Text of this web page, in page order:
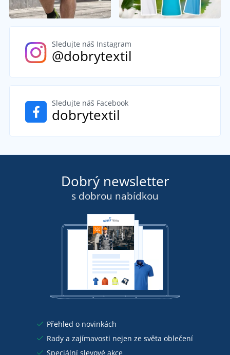
Sledujte náš Instagram
@dobrytextil
Sledujte náš Facebook
dobrytextil
Dobrý newsletter
s dobrou nabídkou
Přehled o novinkách
Rady a zajímavosti nejen ze světa oblečení
Speciální slevové akce